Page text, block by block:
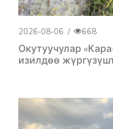
2026-08-06 / 668
Окутуучулар
изилдөө